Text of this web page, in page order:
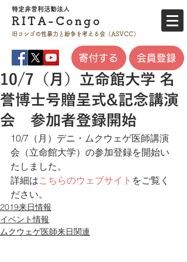
特定非営利活動法人
RITA- Co ngo
旧コンゴの性暴力と 紛争を考える会（ASVCC）
寄付する 会員登録
10/7（月）立命館大学 名
誉博士号贈呈式&記念講演
会 参加者登録開始
10/7（月）デニ・ムクウェゲ医師講演
会（立命館大学）の参加登録を開始い
たしました。
詳細はこちらのウェブサイト をご覧く
ださい。
2019来日情報
イベント情報
ムクウェゲ医師来日関連